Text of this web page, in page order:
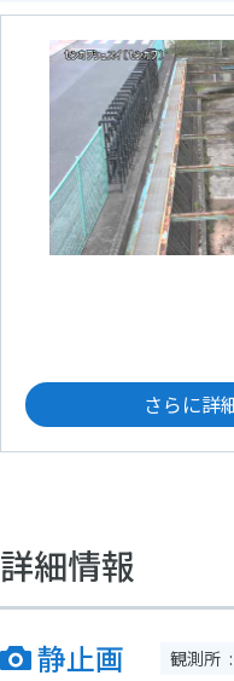
さらに詳
詳細情報
静止画 観測所